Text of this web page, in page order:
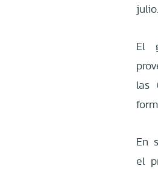
julio.
El
las
En
el